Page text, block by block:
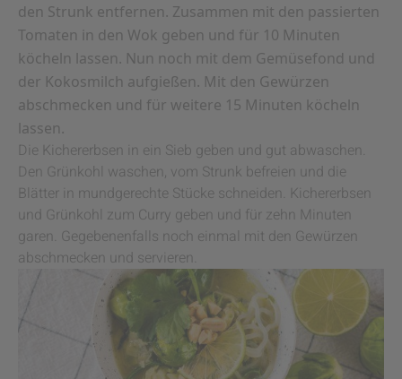
den Strunk entfernen. Zusammen mit den passierten
Tomaten in den Wok geben und für 10 Minuten
köcheln lassen. Nun noch mit dem Gemüsefond und
der Kokosmilch aufgießen. Mit den Gewürzen
abschmecken und für weitere 15 Minuten köcheln
lassen.
Die Kichererbsen in ein Sieb geben und gut abwaschen.
Den Grünkohl waschen, vom Strunk befreien und die
Blätter in mundgerechte Stücke schneiden. Kichererbsen
und Grünkohl zum Curry geben und für zehn Minuten
garen. Gegebenenfalls noch einmal mit den Gewürzen
abschmecken und servieren.